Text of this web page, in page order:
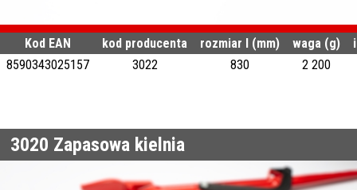
Kod EAN kod producenta rozmiar l (mm) waga (g)
8590343025157
3022 830 2 200
3020 Zapasowa kielnia